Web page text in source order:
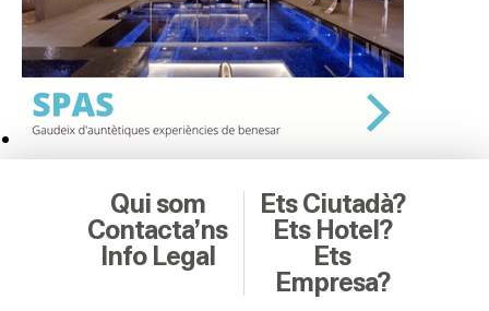
Qui som
Contacta’ns
Info Legal
Ets Ciutadà?
Ets Hotel?
Ets
Empresa?